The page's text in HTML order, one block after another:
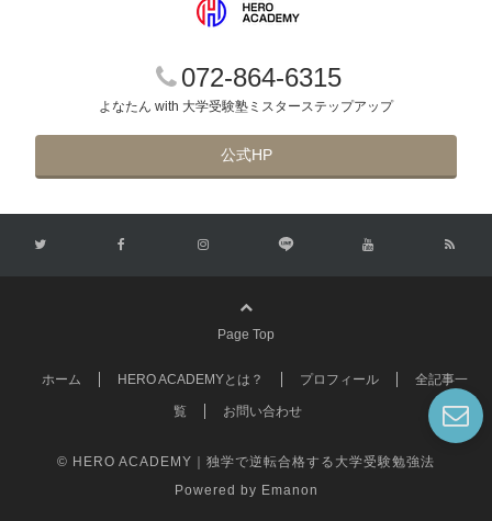
072-864-6315
よなたん with 大学受験塾ミスターステップアップ
公式HP
Page Top
ホーム HERO ACADEMYとは？ プロフィール 全記事一
覧 お問い合わせ
© HERO ACADEMY｜独学で逆転合格する大学受験勉強法
Powered by Emanon